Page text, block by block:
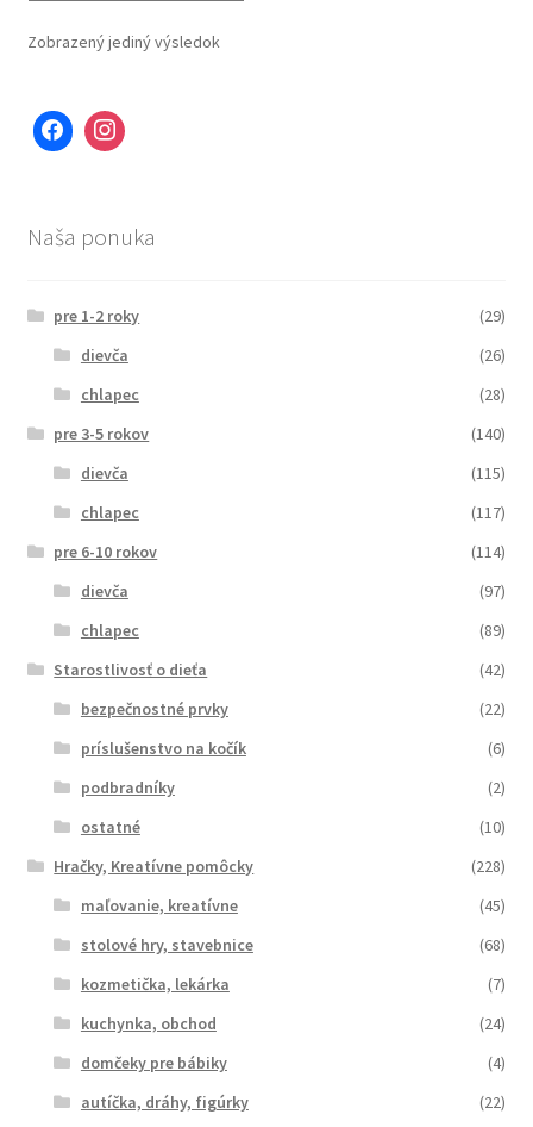
Zobrazený jediný výsledok
Naša ponuka
pre 1-2 roky
(29)
dievča
(26)
chlapec
(28)
pre 3-5 rokov
(140)
dievča
(115)
chlapec
(117)
pre 6-10 rokov
(114)
dievča
(97)
chlapec
(89)
Starostlivosť o dieťa
(42)
bezpečnostné prvky
(22)
príslušenstvo na kočík
(6)
podbradníky
(2)
ostatné
(10)
Hračky, Kreatívne pomôcky
(228)
maľovanie, kreatívne
(45)
stolové hry, stavebnice
(68)
kozmetička, lekárka
(7)
kuchynka, obchod
(24)
domčeky pre bábiky
(4)
autíčka, dráhy, figúrky
(22)